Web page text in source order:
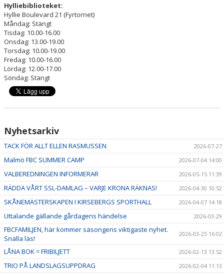
Hylliebiblioteket:
Hyllie Boulevard 21 (Fyrtornet)
Måndag: Stängt
Tisdag: 10.00-16.00
Onsdag: 13.00-19.00
Torsdag: 10.00-19.00
Fredag: 10.00-16.00
Lördag: 12.00-17.00
Söndag: Stängt
Nyhetsarkiv
TACK FÖR ALLT ELLEN RASMUSSEN 2026-07-27
Malmö FBC SUMMER CAMP 2026-07-04 14:00
VALBEREDNINGEN INFORMERAR 2026-05-15 11:39
RÄDDA VÅRT SSL-DAMLAG – VARJE KRONA RÄKNAS! 2026-04-30 10:52
SKÅNEMÄSTERSKAPEN I KIRSEBERGS SPORTHALL 2026-04-07 14:18
Uttalande gällande gårdagens händelse 2026-03-29
FBCFAMILJEN, här kommer säsongens viktigaste nyhet.
Snälla läs!
2026-03-25 16:02
LÅNA BOK = FRIBILJETT 2026-02-13 13:52
TRIO PÅ LANDSLAGSUPPDRAG 2026-02-04 11:13